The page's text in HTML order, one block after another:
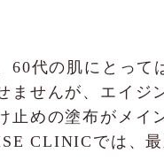
代の肌にとって
せんが、エイジ
めの塗布がメイ
CLINICでは、